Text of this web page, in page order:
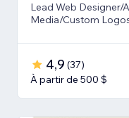
Lead Web
Media/Custom
4,9 (37)
À partir de 500 $